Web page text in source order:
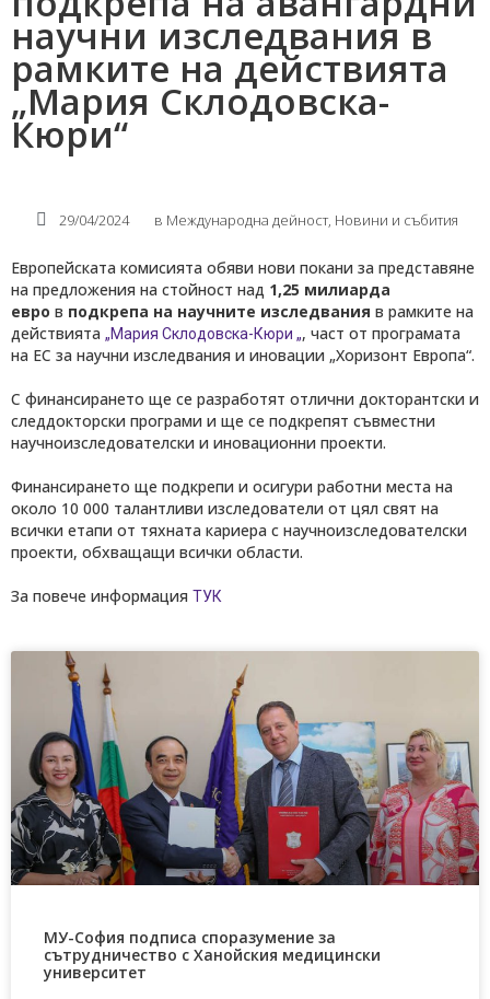
научни изследвания в
рамките на действията
„Мария Склодовска-
Кюри“
29/04/2024 в Международнa дейност, Новини и събития
Eвропейската комисията обяви нови покани за представяне
на предложения на стойност над 1,25 милиарда
евро в подкрепа на научните изследвания в рамките на
действията „Мария Склодовска-Кюри „, част от програмата
на ЕС за научни изследвания и иновации „Хоризонт Европа“.
С финансирането ще се разработят отлични докторантски и
следдокторски програми и ще се подкрепят съвместни
научноизследователски и иновационни проекти.
Финансирането ще подкрепи и осигури работни места на
около 10 000 талантливи изследователи от цял свят на
всички етапи от тяхната кариера с научноизследователски
проекти, обхващащи всички области.
За повече информация ТУК
МУ-София подписа споразумение за
сътрудничество с Ханойския медицински
университет